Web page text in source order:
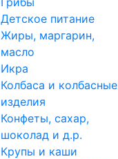
Детское питание
Жиры, маргарин,
масло
Икра
Колбаса и колбасные
изделия
Конфеты, сахар,
шоколад и д.р.
Крупы и каши